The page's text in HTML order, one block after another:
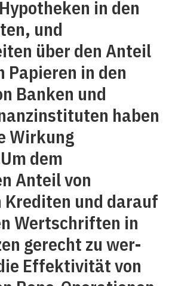
in den
und
über den Anteil
Papieren in den
Banken und
haben
Wirkung
dem
Anteil von
und darauf
Wertschriften in
gerecht zu wer-
Effektivität von